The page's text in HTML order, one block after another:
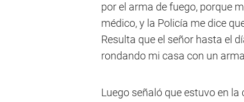
por el arma de fuego, porque
médico, y la Policía me dice
Resulta que el señor hasta el
rondando mi casa con un
Luego señaló que estuvo en